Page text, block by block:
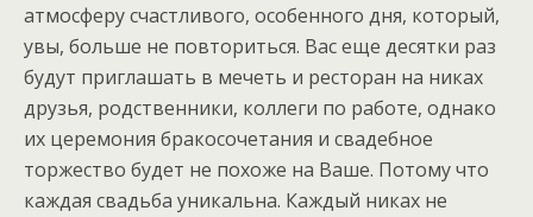
атмосферу счастливого, особенного дня, который,
увы, больше не повториться. Вас еще десятки раз
будут приглашать в мечеть и ресторан на никах
друзья, родственники, коллеги по работе, однако
их церемония бракосочетания и свадебное
торжество будет не похоже на Ваше. Потому что
каждая свадьба уникальна. Каждый никах не